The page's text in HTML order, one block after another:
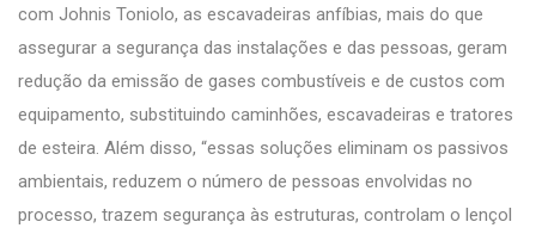
com Johnis Toniolo, as escavadeiras anfíbias, mais do que
assegurar a segurança das instalações e das pessoas, geram
redução da emissão de gases combustíveis e de custos com
equipamento, substituindo caminhões, escavadeiras e tratores
de esteira. Além disso, “essas soluções eliminam os passivos
ambientais, reduzem o número de pessoas envolvidas no
processo, trazem segurança às estruturas, controlam o lençol